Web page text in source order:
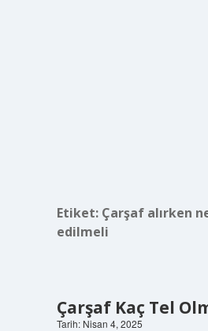
Etiket: Çarşaf alırken
edilmeli
Çarşaf Kaç Tel
Tarih: Nisan 4, 2025